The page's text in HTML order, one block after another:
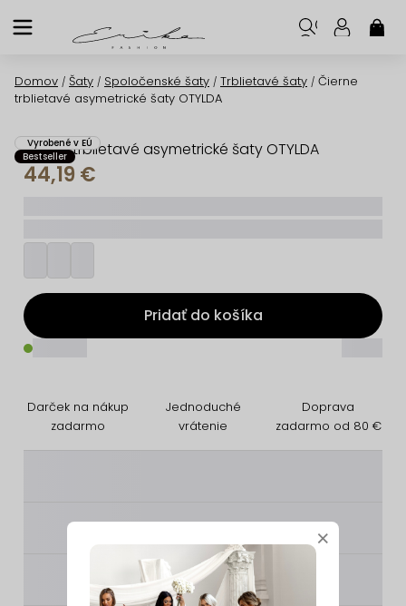
na
Domov / Šaty / Spoločenské šaty / Trblietavé šaty / Čierne
trblietavé asymetrické šaty OTYLDA
Čierne trblietavé asymetrické šaty OTYLDA
Vyrobené v EÚ
Bestseller
44,19 €
Pridať do košíka
Darček na nákup
zadarmo
Jednoduché
vrátenie
Doprava
zadarmo od 80 €
________ ×